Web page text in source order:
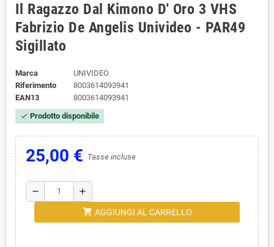
Il Ragazzo Dal Kimono D' Oro 3 VHS
Fabrizio De Angelis Univideo - PAR49
Sigillato
Marca
UNIVIDEO
Riferimento
8003614093941
EAN13
8003614093941
check Prodotto disponibile
25,00 € Tasse incluse
remove add
shopping_cart AGGIUNGI AL CARRELLO